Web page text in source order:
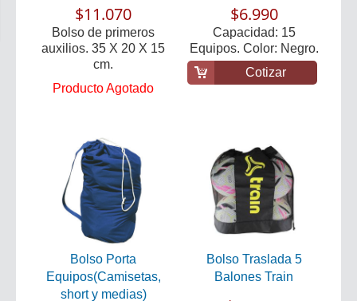
$11.070
Bolso de primeros
auxilios. 35 X 20 X 15
cm.
Producto Agotado
$6.990
Capacidad: 15
Equipos. Color: Negro.
Cotizar
Bolso Porta
Equipos(Camisetas,
short y medias)
Bolso Traslada 5
Balones Train